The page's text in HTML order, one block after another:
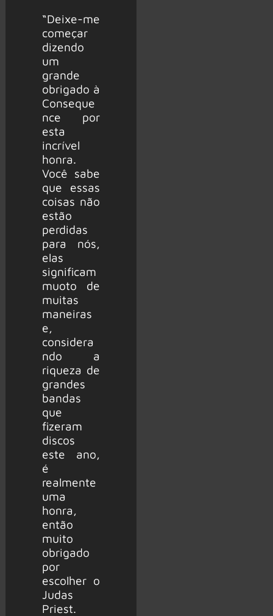
“Deixe-me
começar
dizendo
um
grande
obrigado à
Conseque
nce por
esta
incrível
honra.
Você sabe
que essas
coisas não
estão
perdidas
para nós,
elas
significam
muoto de
muitas
maneiras
e,
considera
ndo a
riqueza de
grandes
bandas
que
fizeram
discos
este ano,
é
realmente
uma
honra,
então
muito
obrigado
por
escolher o
Judas
Priest.